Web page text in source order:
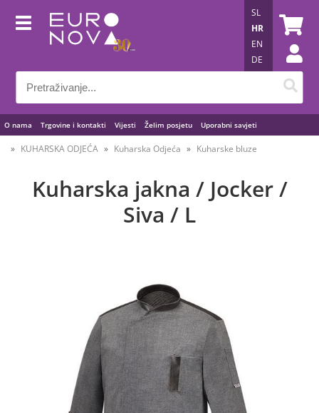
O nama Trgovine i kontakti Vijesti Želim posjetu Uporabni savjeti
SL
HR
EN
DE
KUHARSKA ODJEĆA Kuharska Odjeća Kuharske bluze
Kuharska jakna / Jocker /
Siva / L